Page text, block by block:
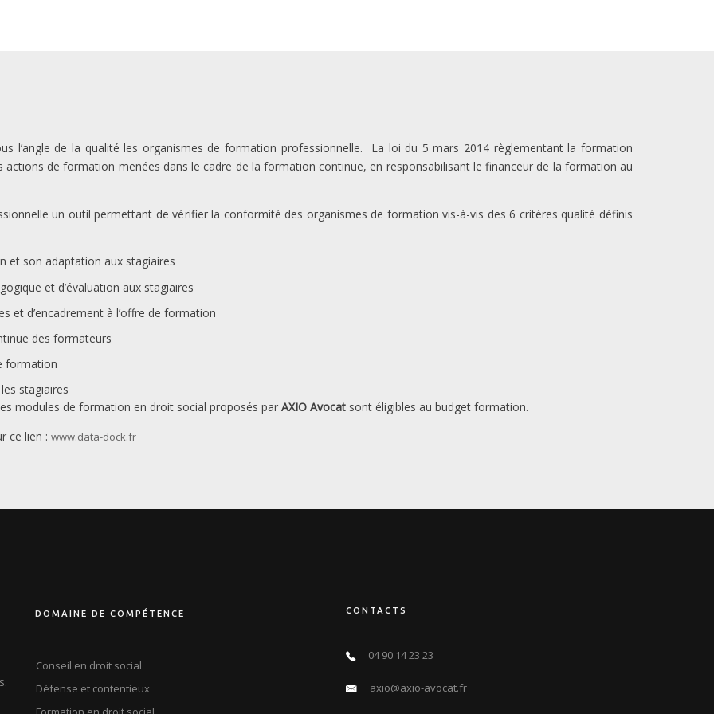
l’angle de la qualité les organismes de formation professionnelle. La loi du 5 mars 2014 règlementant la formation
de formation menées dans le cadre de la formation continue, en responsabilisant le financeur de la formation au
un outil permettant de vérifier la conformité des organismes de formation vis-à-vis des 6 critères qualité définis
et son adaptation aux stagiaires
et d’évaluation aux stagiaires
et d’encadrement à l’offre de formation
des formateurs
formation
stagiaires
modules de formation en droit social proposés par AXIO Avocat sont éligibles au budget formation.
ce lien : www.data-dock.fr
DOMAINE DE COMPÉTENCE
Conseil en droit social
Défense et contentieux
CONTACTS
04 90 14 23 23
axio@axio-avocat.fr